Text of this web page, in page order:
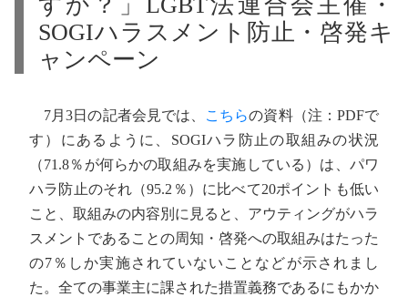
SOGIハラスメント防止・啓発キ
ャンペーン
7月3日の記者会見では、 こちらの資料（注：PDFで
す）にあるように、SOGIハラ防止の取組みの状況
（71.8％が何らかの取組みを実施している）は、パワ
ハラ防止のそれ（95.2％）に比べて20ポイントも低い
こと、取組みの内容別に見ると、アウティングがハラ
スメントであることの周知・啓発への取組みはたった
の7％しか実施されていないことなどが示されまし
た。全ての事業主に課された措置義務であるにもかか